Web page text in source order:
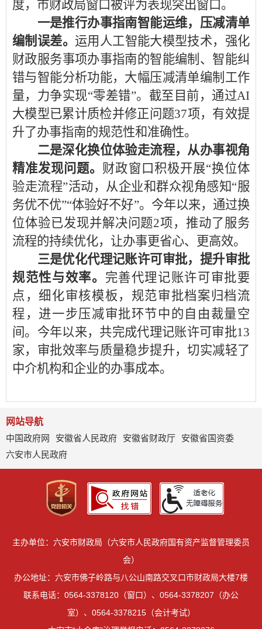
度，市财政局窗口被评为表现突出窗口。
一是推行办事指南智能运维，压减清单
编制误差。 运用人工智能大模型技术，强化
财政服务事项办事指南的智能编制、智能纠
错与智能分析功能，大幅压减清单编制工作
量，力争实现“零差错”。截至目前，通过AI
大模型已累计质检并修正问题37项，有效提
升了办事指南的规范性和准确性。
二是深化换位体验走流程，从办事视角
精准发现问题。 财政窗口积极开展“换位体
验走流程”活动，从企业和群众视角感知“服
务优不优”“体验好不好”。今年以来，通过换
位体验已发现并解决问题2项，推动了服务
流程的持续优化，让办事更省心、更高效。
三是优化代理记账许可审批，提升审批
规范性与效率。 完善代理记账许可审批要
点，细化审核模板，规范审批档案归档流
程，进一步压减审批环节中的自由裁量空
间。今年以来，共完成代理记账许可审批13
家，审批效率与质量稳步提升，切实减轻了
中介机构和企业的办事成本。
网站导航
中国政府网
安徽省人民政府 安徽省财政厅
安徽省国资委
六安市人民政府
主办单位：六安市财政局（六安市人民政府国有资产监督管理委员
会）
办公地址：六安市佛子岭路与八公山南路交叉口市财政局大楼7楼
联系电话：0564-3378120（窗口）、0564-3378207（办公
室）、0564-3378215（会计考试）